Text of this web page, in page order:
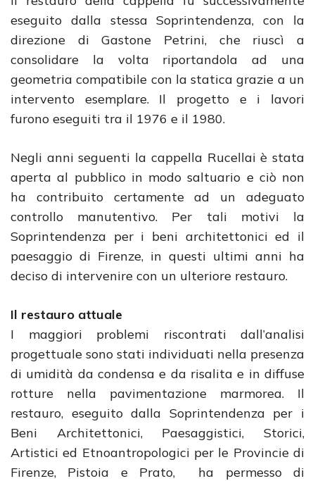
eseguito dalla stessa Soprintendenza, con la
direzione di Gastone Petrini, che riuscì a
consolidare la volta riportandola ad una
geometria compatibile con la statica grazie a un
intervento esemplare. Il progetto e i lavori
furono eseguiti tra il 1976 e il 1980.
Negli anni seguenti la cappella Rucellai è stata
aperta al pubblico in modo saltuario e ciò non
ha contribuito certamente ad un adeguato
controllo manutentivo. Per tali motivi la
Soprintendenza per i beni architettonici ed il
paesaggio di Firenze, in questi ultimi anni ha
deciso di intervenire con un ulteriore restauro.
Il restauro attuale
I maggiori problemi riscontrati dall’analisi
progettuale sono stati individuati nella presenza
di umidità da condensa e da risalita e in diffuse
rotture nella pavimentazione marmorea. Il
restauro, eseguito dalla Soprintendenza per i
Beni Architettonici, Paesaggistici, Storici,
Artistici ed Etnoantropologici per le Provincie di
Firenze, Pistoia e Prato, ha permesso di